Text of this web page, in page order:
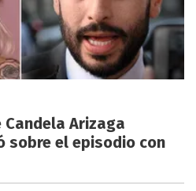
Arizaga
sobre el episodio con